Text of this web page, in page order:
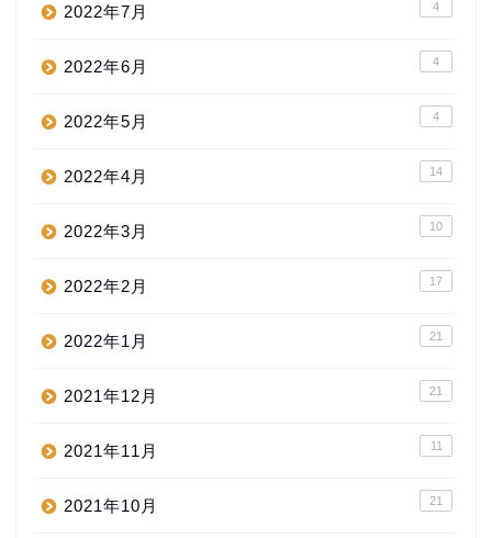
2022年7月 4
2022年6月 4
2022年5月 4
2022年4月 14
2022年3月 10
2022年2月 17
2022年1月 21
2021年12月 21
2021年11月 11
2021年10月 21